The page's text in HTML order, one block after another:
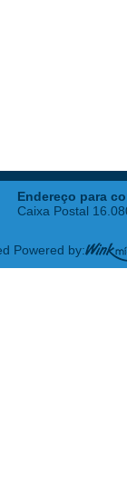
Endereço para
Caixa Postal
Powered by: